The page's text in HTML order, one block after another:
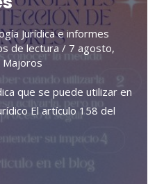
Jurídica e informes
de lectura / 7 agosto,
Majoros
que se puede utilizar en
El artículo 158 del